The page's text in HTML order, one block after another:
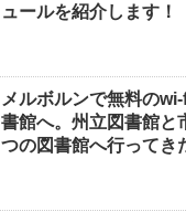
ュールを紹介します！
メルボルンで無料の
書館へ。州立図書館と
つの図書館へ行ってき